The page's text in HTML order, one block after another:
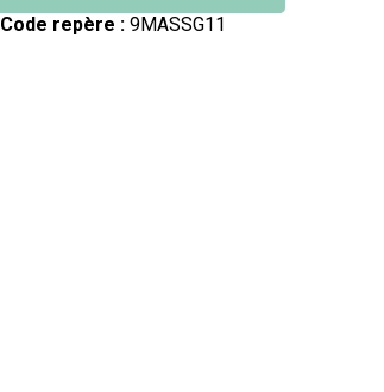
Code repère : 9MASSG11